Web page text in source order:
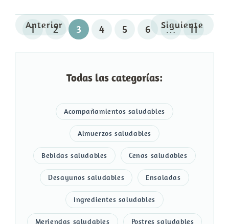
Anterior
1 2 3 4 5 6 … 11
Siguiente
Todas las categorías:
Acompañamientos saludables
Almuerzos saludables
Bebidas saludables Cenas saludables
Desayunos saludables Ensaladas
Ingredientes saludables
Meriendas saludables Postres saludables